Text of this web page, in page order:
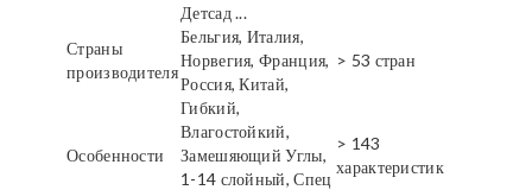
Детсад ...
Страны
производителя
Бельгия, Италия,
Норвегия, Франция,
Россия, Китай,
> 53 стран
Особенности
Гибкий,
Влагостойкий,
Замешяющий Углы,
1-14 слойный, Спец
> 143
характеристик